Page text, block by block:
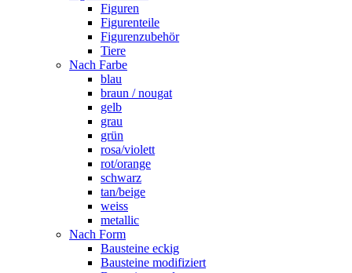
Figuren
Figurenteile
Figurenzubehör
Tiere
Nach Farbe
blau
braun / nougat
gelb
grau
grün
rosa/violett
rot/orange
schwarz
tan/beige
weiss
metallic
Nach Form
Bausteine eckig
Bausteine modifiziert